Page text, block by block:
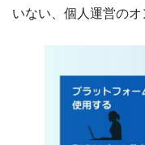
いない、個人運営のオ